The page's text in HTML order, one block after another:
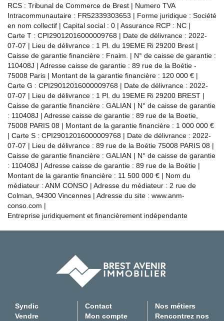
RCS : Tribunal de Commerce de Brest | Numero TVA
Intracommunautaire : FR52339303653 | Forme juridique : Société
en nom collectif | Capital social : 0 | Assurance RCP : NC |
Carte T : CPI29012016000009768 | Date de délivrance : 2022-
07-07 | Lieu de délivrance : 1 Pl. du 19EME Ri 29200 Brest |
Caisse de garantie financière : Fnaim. | N° de caisse de garantie :
110408J | Adresse caisse de garantie : 89 rue de la Boétie -
75008 Paris | Montant de la garantie financière : 120 000 € |
Carte G : CPI29012016000009768 | Date de délivrance : 2022-
07-07 | Lieu de délivrance : 1 Pl. du 19EME Ri 29200 BREST |
Caisse de garantie financière : GALIAN | N° de caisse de garantie
: 110408J | Adresse caisse de garantie : 89 rue de la Boetie,
75008 PARIS 08 | Montant de la garantie financière : 1 000 000 €
| Carte S : CPI29012016000009768 | Date de délivrance : 2022-
07-07 | Lieu de délivrance : 89 rue de la Boétie 75008 PARIS 08 |
Caisse de garantie financière : GALIAN | N° de caisse de garantie
: 110408J | Adresse caisse de garantie : 89 rue de la Boétie |
Montant de la garantie financière : 11 500 000 € | Nom du
médiateur : ANM CONSO | Adresse du médiateur : 2 rue de
Colman, 94300 Vincennes | Adresse du site : www.anm-
conso.com |
Entreprise juridiquement et financièrement indépendante
Syndic
Vendre
Contact
Mon compte
Nos métiers
Rencontrez nos